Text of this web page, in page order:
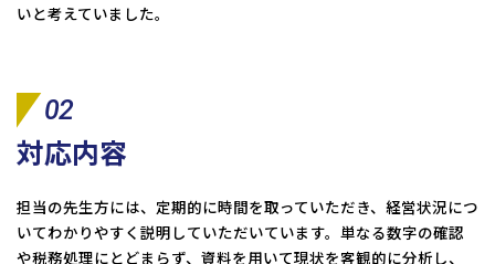
いと考えていました。
02
対応内容
担当の先生方には、定期的に時間を取っていただき、経営状況につ
いてわかりやすく説明していただいています。単なる数字の確認
や税務処理にとどまらず、資料を用いて現状を客観的に分析し、